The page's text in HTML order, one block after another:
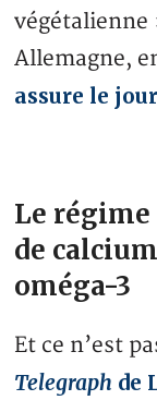
végétalienne
Allemagne,
assure le
Le
de
oméga-3
Et ce n’est
Telegraph de